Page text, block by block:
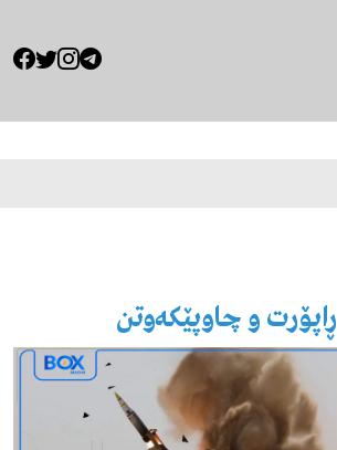
ڕاپۆرت و چاوپێکەوتن